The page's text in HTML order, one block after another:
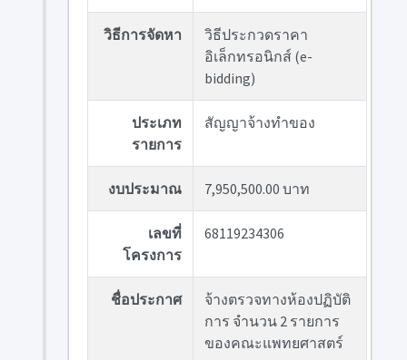
วิธีการจัดหา
วิธีประกวดราคา
อิเล็กทรอนิกส์ (e-
bidding)
ประเภท
รายการ
สัญญาจ้างทำของ
งบประมาณ 7,950,500.00 บาท
เลขที่
โครงการ
68119234306
ชื่อประกาศ
จ้างตรวจทางห้องปฏิบัติ
การ จำนวน 2 รายการ
ของคณะแพทยศาสตร์